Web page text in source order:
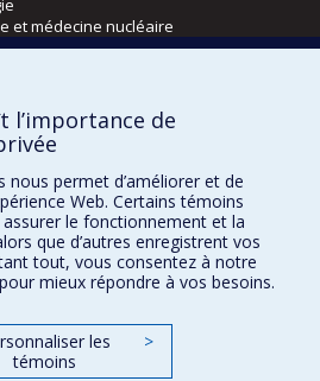
et médecine nucléaire
de l’activité physique
l’importance de
nous permet d’améliorer et de
Web. Certains témoins
le fonctionnement et la
que d’autres enregistrent vos
tout, vous consentez à notre
mieux répondre à vos besoins.
les
témoins
>